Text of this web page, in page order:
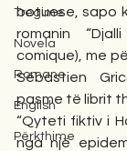
Tregime
Novela
Romane
English
Përkthime
botuese, sapo
romanin
comique), me
Sébastien
pasme të librit
“Qyteti fiktiv i
nga një